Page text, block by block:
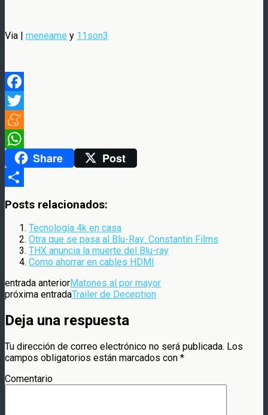
Via | meneame y 11son3
Facebook
Twitter
Meneame
WhatsAppShare Post
Posts relacionados:
Tecnología 4k en casa
Otra que se pasa al Blu-Ray: Constantin Films
THX anuncia la muerte del Blu-ray
Como ahorrar en cables HDMI
entrada anteriorMatones al por mayor
próxima entradaTrailer de Deception
Deja una respuesta
Tu dirección de correo electrónico no será publicada. Los
campos obligatorios están marcados con *
Comentario